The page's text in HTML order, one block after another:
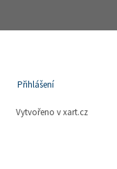
Přihlášení
Vytvořeno v xart.cz